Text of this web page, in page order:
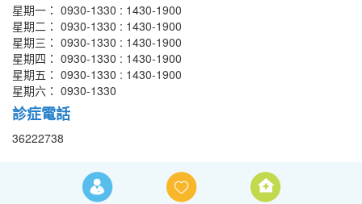
星期一： 0930-1330 : 1430-1900
星期二： 0930-1330 : 1430-1900
星期三： 0930-1330 : 1430-1900
星期四： 0930-1330 : 1430-1900
星期五： 0930-1330 : 1430-1900
星期六： 0930-1330
診症電話
36222738